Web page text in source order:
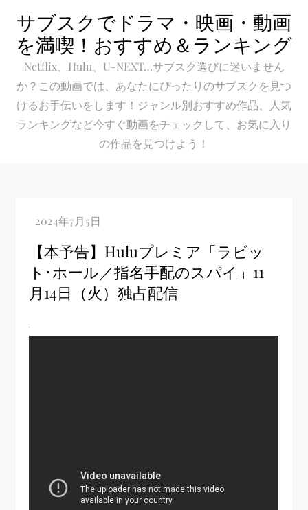
content
サブスクでドラマ・映画・動画
を満喫！おすすめ＆ランキング
Netflix、Hulu、U-NEXT…サブスク選びに迷いません
か？この動画では、あなたにぴったりのサブスクを見つ
けるお手伝いをします！ジャンル別おすすめ作品、人気
ランキングなど今すぐ動画をチェックして、お気に入り
の作品を見つけよう！
【本予告】Huluプレミア「ラビッ
ト･ホール／指名手配のスパイ」11
月14日（火）独占配信